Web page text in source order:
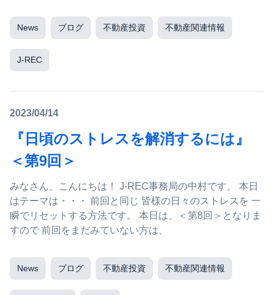
News ブログ 不動産投資 不動産関連情報
J-REC
2023/04/14
『日頃のストレスを解消するには』
＜第9回＞
みなさん、こんにちは！ J-REC事務局の中村です。 本日
はテーマは・・・ 前回と同じ 皆様の日々のストレスを 一
瞬でリセットする方法です。 本日は、＜第8回＞となりま
すので 前回をまだみていない方は、
News ブログ 不動産投資 不動産関連情報